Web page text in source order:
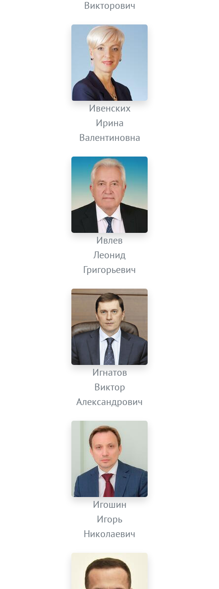
Викторович
Ивенских
Ирина
Валентиновна
Ивлев
Леонид
Григорьевич
Игнатов
Виктор
Александрович
Игошин
Игорь
Николаевич